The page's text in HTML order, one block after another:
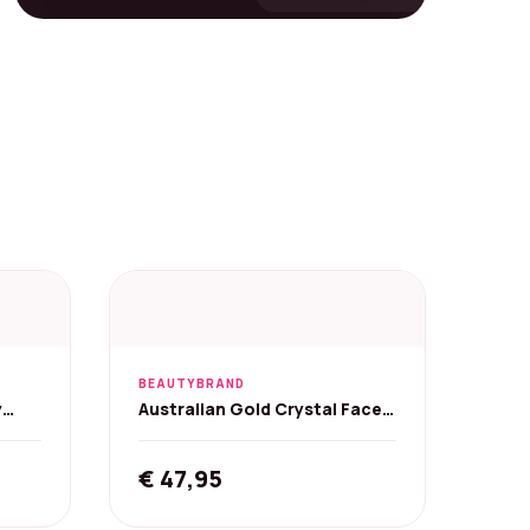
BEAUTYBRAND
Australian Gold Crystal Faces
€ 47,95